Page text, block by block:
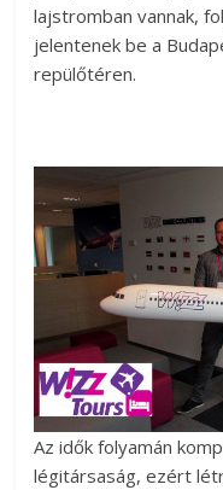
lajstromban vannak,
jelentenek be a
repülőtéren.
Az idők folyamán
légitársaság, ezért